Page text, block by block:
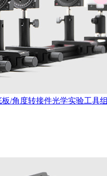
板/角度转接件光学实验工具